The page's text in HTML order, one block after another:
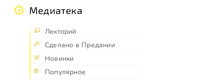
Медиатека
Лекторий
Сделано в Предании
Новинки
Популярное